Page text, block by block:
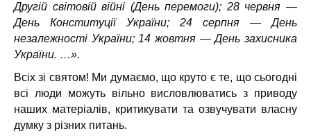
Другій світовій війні (День перемоги); 28 червня —
День Конституції України; 24 серпня — День
незалежності України; 14 жовтня — День захисника
України. …».
Всіх зі святом! Ми думаємо, що круто є те, що сьогодні
всі люди можуть вільно висловлюватись з приводу
наших матеріалів, критикувати та озвучувати власну
думку з різних питань.